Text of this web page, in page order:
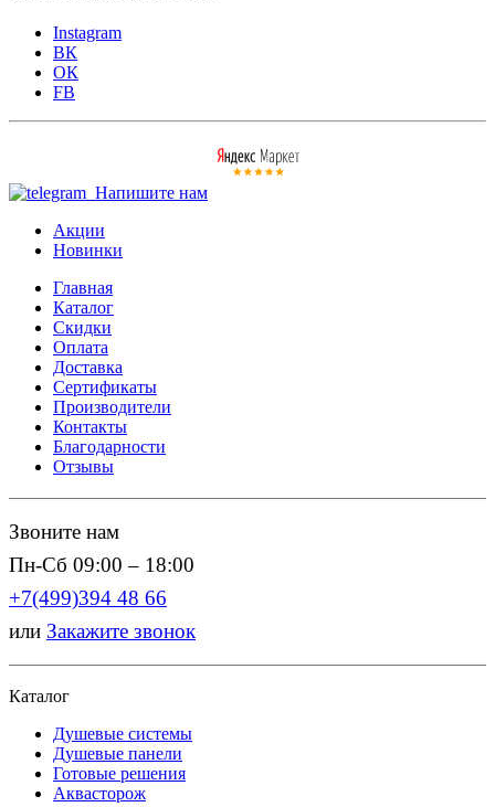
Instagram
ВК
ОК
FB
Напишите нам
Акции
Новинки
Главная
Каталог
Скидки
Оплата
Доставка
Сертификаты
Производители
Контакты
Благодарности
Отзывы
Звоните нам
Пн-Сб 09:00 – 18:00
+7(499)394 48 66
или Закажите звонок
Каталог
Душевые системы
Душевые панели
Готовые решения
Аквасторож